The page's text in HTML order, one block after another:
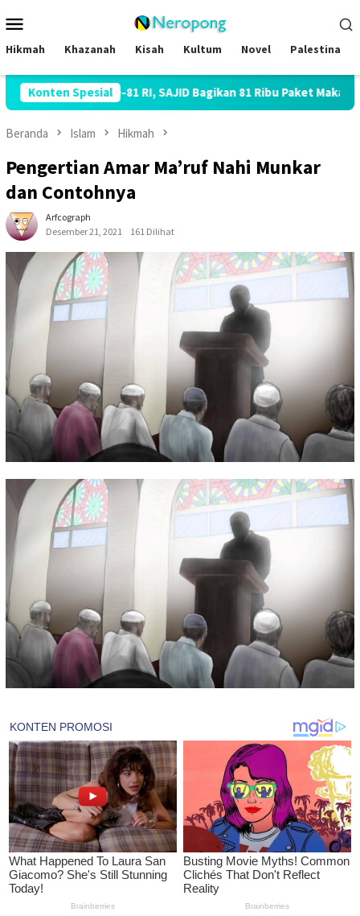
ke
kontenMobile
Hikmah Khazanah Kisah Kultum Novel Palestina
Konten Spesial
81 RI, SAJID Bagikan 81 Ribu Paket Makanan dan Sembako
Beranda Islam Hikmah
Pengertian Amar Ma’ruf Nahi Munkar
dan Contohnya
Arfcograph
Desember 21, 2021
161 Dilihat